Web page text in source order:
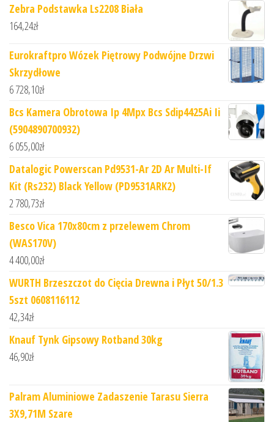
Zebra Podstawka Ls2208 Biała
164,24zł
Eurokraftpro Wózek Piętrowy Podwójne Drzwi
Skrzydłowe
6 728,10zł
Bcs Kamera Obrotowa Ip 4Mpx Bcs Sdip4425Ai Ii
(5904890700932)
6 055,00zł
Datalogic Powerscan Pd9531-Ar 2D Ar Multi-If
Kit (Rs232) Black Yellow (PD9531ARK2)
2 780,73zł
Besco Vica 170x80cm z przelewem Chrom
(WAS170V)
4 400,00zł
WURTH Brzeszczot do Cięcia Drewna i Płyt 50/1.3
5szt 0608116112
42,34zł
Knauf Tynk Gipsowy Rotband 30kg
46,90zł
Palram Aluminiowe Zadaszenie Tarasu Sierra
3X9,71M Szare